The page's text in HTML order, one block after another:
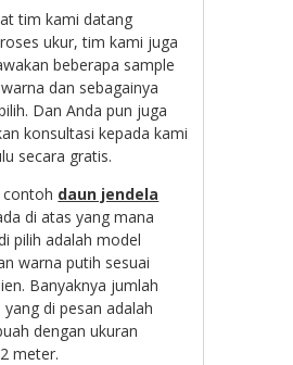
tim kami datang
ukur, tim kami juga
beberapa sample
dan sebagainya
Dan Anda pun juga
konsultasi kepada kami
secara gratis.
contoh daun jendela
di atas yang mana
pilih adalah model
warna putih sesuai
Banyaknya jumlah
di pesan adalah
dengan ukuran
meter.